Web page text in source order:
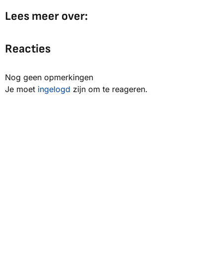
Lees meer over:
Reacties
Nog geen opmerkingen
Je moet ingelogd zijn om te reageren.